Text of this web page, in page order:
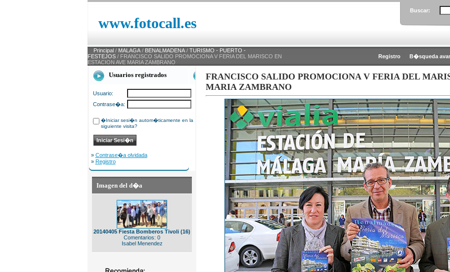
www.fotocall.es
Buscar:
Principal / MALAGA / BENALMADENA / TURISMO - PUERTO -
FESTEJOS / FRANCISCO SALIDO PROMOCIONA V FERIA DEL MARISCO EN
ESTACION AVE MARIA ZAMBRANO
Registro B�squeda
Usuarios registrados
Usuario:
Contrase�a:
�Iniciar sesi�n autom�ticamente en la
siguiente visita?
» Contrase�a olvidada
» Registro
Imagen del d�a
20140405 Fiesta Bomberos Tivoli (16)
Comentarios: 0
Isabel Menendez
FRANCISCO SALIDO PROMOCIONA V FERIA DEL
MARIA ZAMBRANO